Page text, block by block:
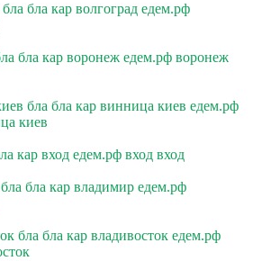
бла кар волгоград едем.рф
бла кар воронеж едем.рф воронеж
бла бла кар винница киев едем.рф
киев
кар вход едем.рф вход вход
бла кар владимир едем.рф
бла бла кар владивосток едем.рф